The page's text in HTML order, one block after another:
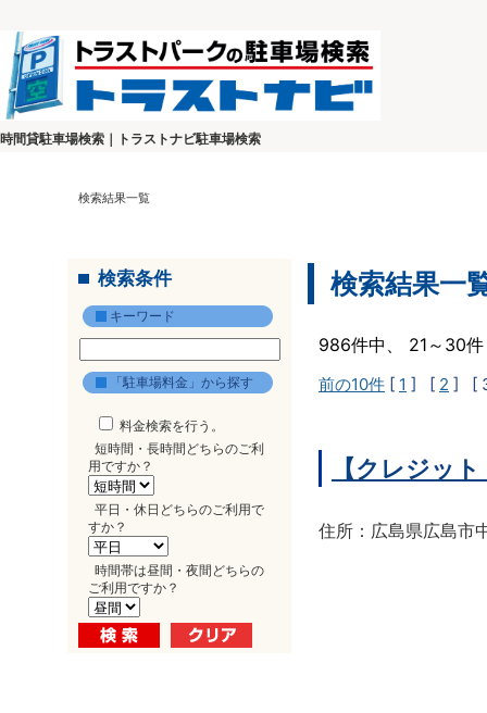
時間貸駐車場検索｜トラストナビ駐車場検索
検索結果一覧
検索条件
キーワード
「駐車場料金」から探す
料金検索を行う。
短時間・長時間どちらのご利
用ですか？
平日・休日どちらのご利用で
すか？
時間帯は昼間・夜間どちらの
ご利用ですか？
検索結果一
986件中、 21～30
前の10件 [ 1 ] [ 2 ] [
【クレジッ
住所：広島県広島市